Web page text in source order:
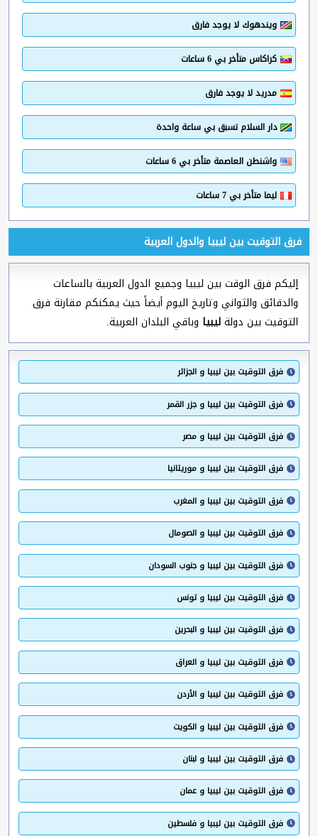
ويندهوك لا يوجد فارق
كراكاس متأخر بي 6 ساعات
مدريد لا يوجد فارق
دار السلام تسبق بي ساعة واحدة
واشنطن العاصمة متأخر بي 6 ساعات
ليما متأخر بي 7 ساعات
فرق التوقيت بين ليبيا والدول العربية
إليكم فرق الوقت بين ليبيا وجميع الدول العربية بالساعات
والدقائق والثواني وتاريخ اليوم أيضاً حيث يمكنكم مقارنة فرق
التوقيت بين دولةليبيا وباقي البلدان العربية.
فرق التوقيت بين ليبيا و الجزائر
فرق التوقيت بين ليبيا و جزر القمر
فرق التوقيت بين ليبيا و مصر
فرق التوقيت بين ليبيا و موريتانيا
فرق التوقيت بين ليبيا و المغرب
فرق التوقيت بين ليبيا و الصومال
فرق التوقيت بين ليبيا و جنوب السودان
فرق التوقيت بين ليبيا و تونس
فرق التوقيت بين ليبيا و البحرين
فرق التوقيت بين ليبيا و العراق
فرق التوقيت بين ليبيا و الأردن
فرق التوقيت بين ليبيا و الكويت
فرق التوقيت بين ليبيا و لبنان
فرق التوقيت بين ليبيا و عمان
فرق التوقيت بين ليبيا و فلسطين